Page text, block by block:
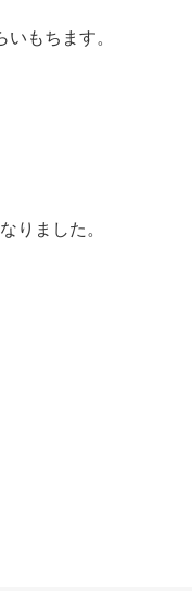
もちます。
りました。